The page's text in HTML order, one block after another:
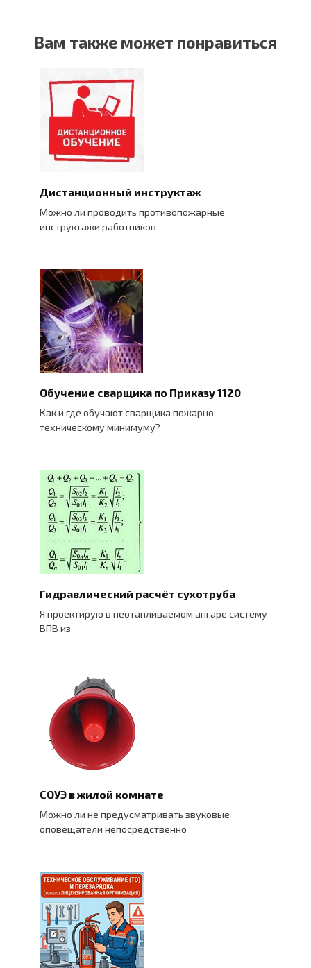
Вам также может понравиться
Дистанционный инструктаж
Можно ли проводить противопожарные
инструктажи работников
Обучение сварщика по Приказу 1120
Как и где обучают сварщика пожарно-
техническому минимуму?
Гидравлический расчёт сухотруба
Я проектирую в неотапливаемом ангаре систему
ВПВ из
СОУЭ в жилой комнате
Можно ли не предусматривать звуковые
оповещатели непосредственно